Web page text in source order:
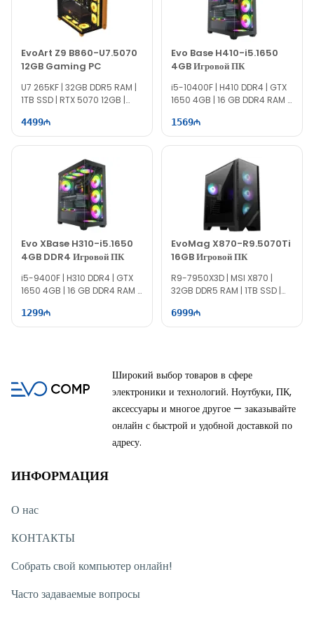
comp! Идеальный выбор для испытания современных
игровых технологий.
EvoArt Z9 B860-U7.5070
12GB Gaming PC
U7 265KF | 32GB DDR5 RAM |
1TB SSD | RTX 5070 12GB |
4499
Evo Base H410-i5.1650
4GB Игровой ПК
i5-10400F | H410 DDR4 | GTX
1650 4GB | 16 GB DDR4 RAM |
1569
Evo XBase H310-i5.1650
4GB DDR4 Игровой ПК
i5-9400F | H310 DDR4 | GTX
1650 4GB | 16 GB DDR4 RAM |
1299
EvoMag X870-R9.5070Ti
16GB Игровой ПК
R9-7950X3D | MSI X870 |
32GB DDR5 RAM | 1TB SSD |
6999
Широкий выбор товаров в сфере
электроники и технологий. Ноутбуки, ПК,
аксессуары и многое другое — заказывайте
онлайн с быстрой и удобной доставкой по
адресу.
ИНФОРМАЦИЯ
О нас
КОНТАКТЫ
Собрать свой компьютер онлайн!
Часто задаваемые вопросы